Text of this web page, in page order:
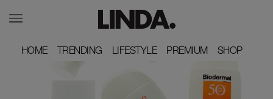
HOME
HOME TRENDING
TRENDING LIFESTYLE
LIFESTYLE PREMIUM
PREMIUM SHOP
SHOP